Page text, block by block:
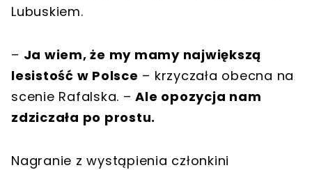
Lubuskiem.
– Ja wiem, że my mamy największą
lesistość w Polsce – krzyczała obecna na
scenie Rafalska. –Ale opozycja nam
zdziczała po prostu.
Nagranie z wystąpienia członkini